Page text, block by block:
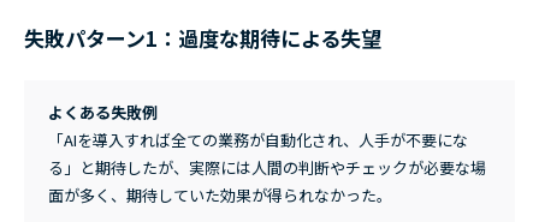
失敗パターン1：過度な期待による失望
よくある失敗例
「AIを導入すれば全ての業務が自動化され、人手が不要にな
る」と期待したが、実際には人間の判断やチェックが必要な場
面が多く、期待していた効果が得られなかった。